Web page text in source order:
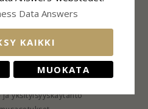
ja yksityisyyskäytäntö
Data Answers
KAIKKI
MUOKATA